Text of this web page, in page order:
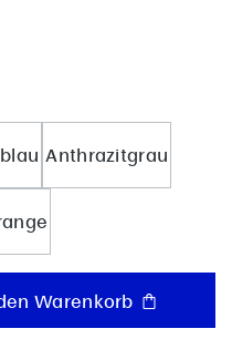
Anthrazitgrau
Warenkorb